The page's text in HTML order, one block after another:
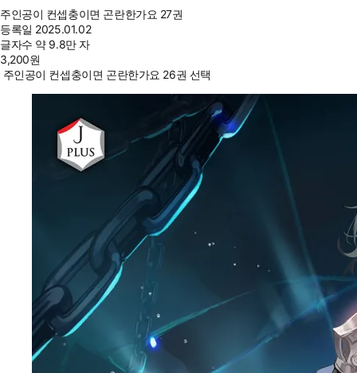
주인공이 컨셉충이면 곤란한가요 27권
등록일 2025.01.02
글자수 약 9.8만 자
3,200원
주인공이 컨셉충이면 곤란한가요 26권 선택